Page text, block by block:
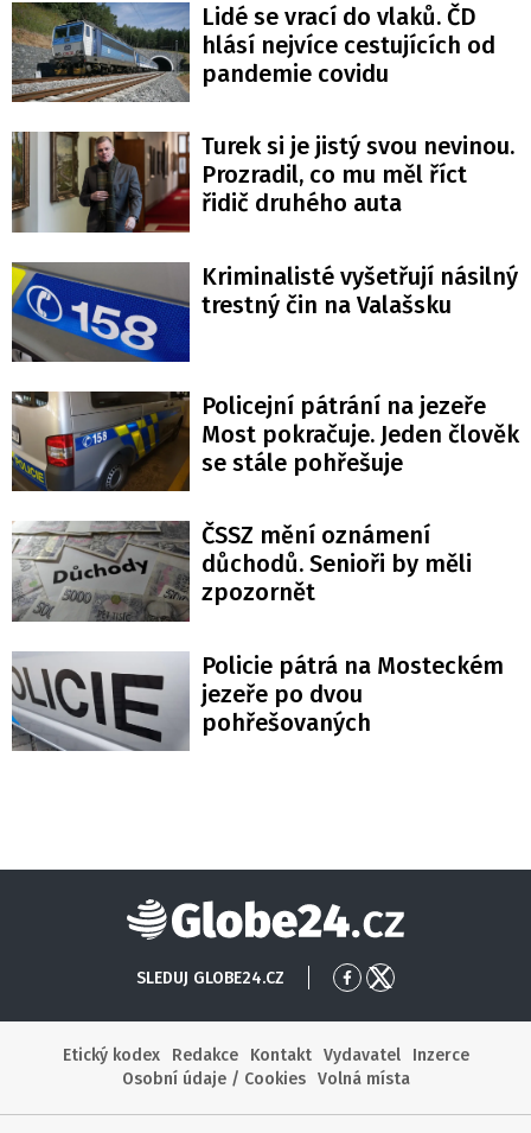
Lidé se vrací do vlaků. ČD
hlásí nejvíce cestujících od
pandemie covidu
Turek si je jistý svou nevinou.
Prozradil, co mu měl říct
řidič druhého auta
Kriminalisté vyšetřují násilný
trestný čin na Valašsku
Policejní pátrání na jezeře
Most pokračuje. Jeden člověk
se stále pohřešuje
ČSSZ mění oznámení
důchodů. Senioři by měli
zpozornět
Policie pátrá na Mosteckém
jezeře po dvou
pohřešovaných
Globe24
SLEDUJ GLOBE24.CZ
PřejítPřejít
Etický kodex
Redakce Kontakt Vydavatel
Inzerce
Osobní údaje / Cookies
Volná místa